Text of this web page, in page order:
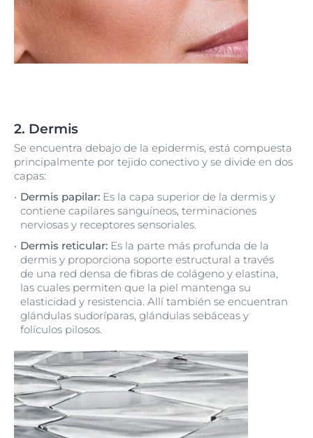
2. Dermis
Se encuentra debajo de la epidermis, está compuesta
principalmente por tejido conectivo y se divide en dos
capas:
Dermis papilar: Es la capa superior de la dermis y
contiene capilares sanguíneos, terminaciones
nerviosas y receptores sensoriales.
Dermis reticular: Es la parte más profunda de la
dermis y proporciona soporte estructural a través
de una red densa de fibras de colágeno y elastina,
las cuales permiten que la piel mantenga su
elasticidad y resistencia. Allí también se encuentran
glándulas sudoríparas, glándulas sebáceas y
folículos pilosos.